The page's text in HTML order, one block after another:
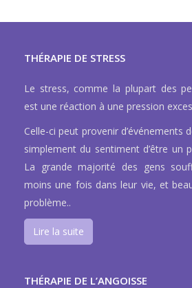
THÉRAPIE DE STRESS
Le stress, comme la plupart des
est une réaction à une pression
Celle-ci peut provenir d’événements
simplement du sentiment d’être un
La grande majorité des gens
moins une fois dans leur vie, et
problème..
Lire la suite
THÉRAPIE DE L’ANGOISSE